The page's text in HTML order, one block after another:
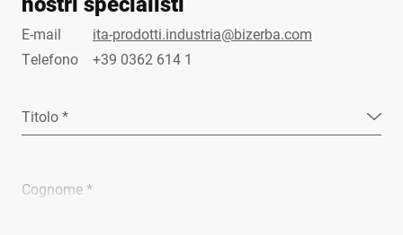
E-mail
ita-prodotti.industria@bizerba.com
Telefono
+39 0362 614 1
Titolo *
Cognome *